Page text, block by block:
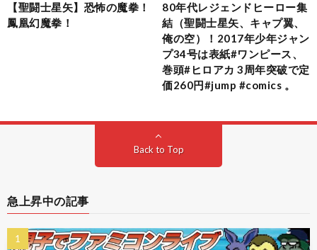
【聖闘士星矢】恐怖の魔拳！
鳳凰幻魔拳！
80年代レジェンドヒーロー集
結（聖闘士星矢、キャプ翼、
俺の空）！2017年少年ジャン
プ34号は表紙#ワンピース、
巻頭#ヒロアカ 3周年突破で定
価260円#jump #comics 。
Back to Top
急上昇中の記事